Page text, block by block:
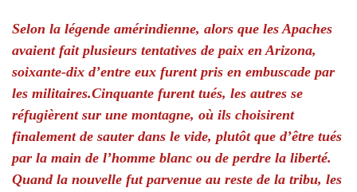
Selon la légende amérindienne, alors que les Apaches
avaient fait plusieurs tentatives de paix en Arizona,
soixante-dix d’entre eux furent pris en embuscade par
les militaires.Cinquante furent tués, les autres se
réfugièrent sur une montagne, où ils choisirent
finalement de sauter dans le vide, plutôt que d’être tués
par la main de l’homme blanc ou de perdre la liberté.
Quand la nouvelle fut parvenue au reste de la tribu, les